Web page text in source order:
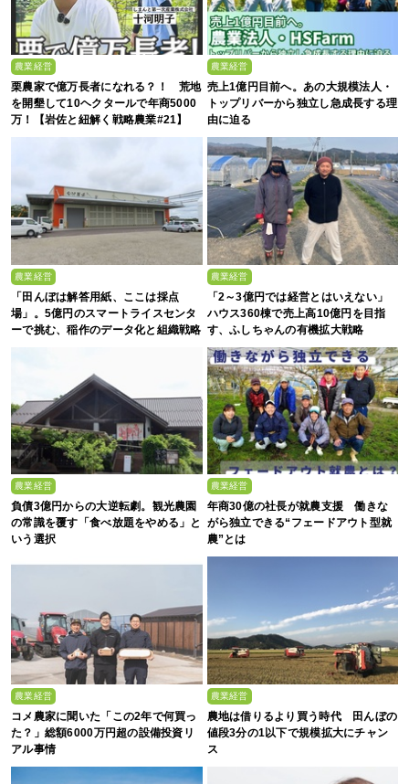
農業経営
栗農家で億万長者になれる？！ 荒地
を開墾して10ヘクタールで年商5000
万！【岩佐と紐解く戦略農業#21】
農業経営
売上1億円目前へ。あの大規模法人・
トップリバーから独立し急成長する理
由に迫る
農業経営
「田んぼは解答用紙、ここは採点
場」。5億円のスマートライスセンタ
ーで挑む、稲作のデータ化と組織戦略
農業経営
「2～3億円では経営とはいえない」
ハウス360棟で売上高10億円を目指
す、ふしちゃんの有機拡大戦略
農業経営
負債3億円からの大逆転劇。観光農園
の常識を覆す「食べ放題をやめる」と
いう選択
農業経営
年商30億の社長が就農支援 働きな
がら独立できる“フェードアウト型就
農”とは
農業経営
コメ農家に聞いた「この2年で何買っ
た？」総額6000万円超の設備投資リ
アル事情
農業経営
農地は借りるより買う時代 田んぼの
値段3分の1以下で規模拡大にチャン
ス